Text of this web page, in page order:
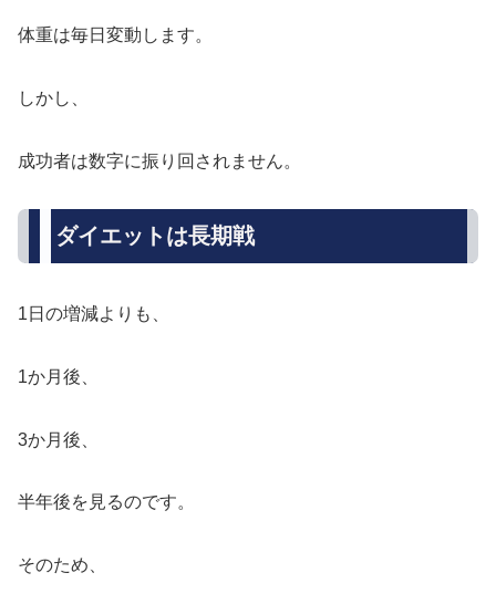
体重は毎日変動します。
しかし、
成功者は数字に振り回されません。
ダイエットは長期戦
1日の増減よりも、
1か月後、
3か月後、
半年後を見るのです。
そのため、